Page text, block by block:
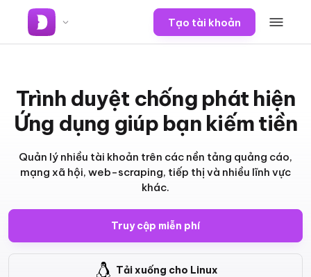
Tạo tài khoản
Trình duyệt chống phát hiện
Ứng dụng giúp bạn kiếm tiền
Quản lý nhiều tài khoản trên các nền tảng quảng cáo,
mạng xã hội, web-scraping, tiếp thị và nhiều lĩnh vực
khác.
Truy cập miễn phí
Tải xuống cho Linux